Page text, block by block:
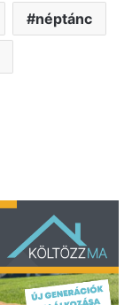
néptánc